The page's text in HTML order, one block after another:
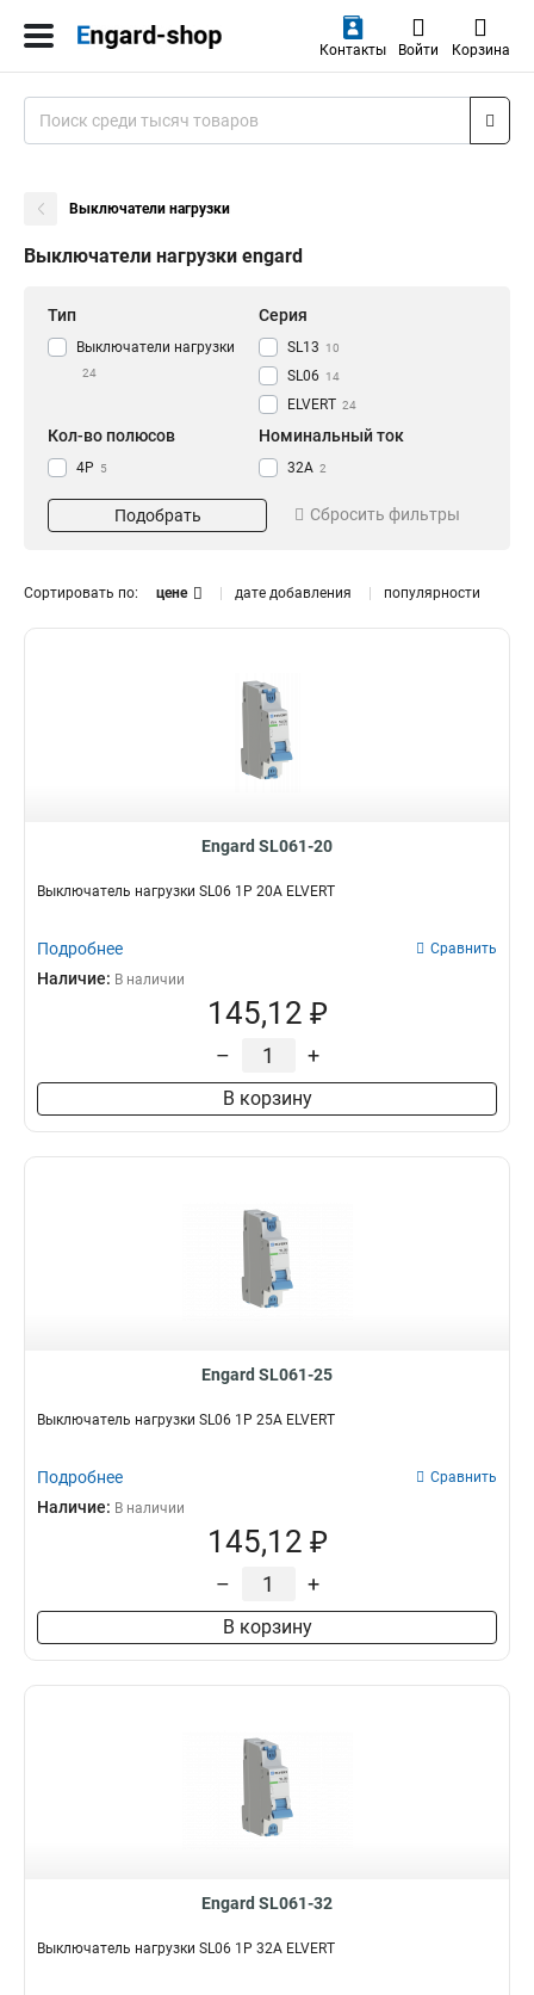
Контакты Войти Корзина
Выключатели нагрузки
Выключатели нагрузки engard
Тип
Выключатели нагрузки
24
Серия
SL13 10
SL06 14
ELVERT 24
Кол-во полюсов
4Р 5
2Р 5
Номинальный ток
32А 2
100А 3
Подобрать Сбросить фильтры
Сортировать по: цене дате добавления популярности
Engard SL061-20
Выключатель нагрузки SL06 1Р 20А ELVERT
Подробнее Сравнить
Наличие: В наличии
145,12 ₽
– +
В корзину
Engard SL061-25
Выключатель нагрузки SL06 1Р 25А ELVERT
Подробнее Сравнить
Наличие: В наличии
145,12 ₽
– +
В корзину
Engard SL061-32
Выключатель нагрузки SL06 1Р 32А ELVERT